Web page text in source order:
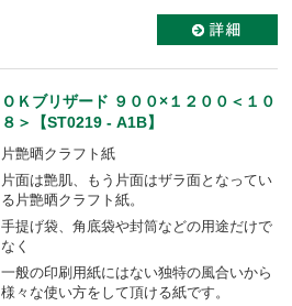
ＯＫブリザード ９００×１２００＜１０
８＞【ST0219 - A1B】
片艶晒クラフト紙
片面は艶肌、もう片面はザラ面となってい
る片艶晒クラフト紙。
手提げ袋、角底袋や封筒などの用途だけで
なく
一般の印刷用紙にはない独特の風合いから
様々な使い方をして頂ける紙です。